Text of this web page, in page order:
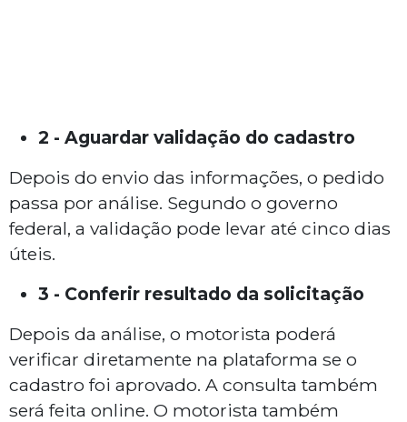
2 - Aguardar validação do cadastro
Depois do envio das informações, o pedido
passa por análise. Segundo o governo
federal, a validação pode levar até cinco dias
úteis.
3 - Conferir resultado da solicitação
Depois da análise, o motorista poderá
verificar diretamente na plataforma se o
cadastro foi aprovado. A consulta também
será feita online. O motorista também